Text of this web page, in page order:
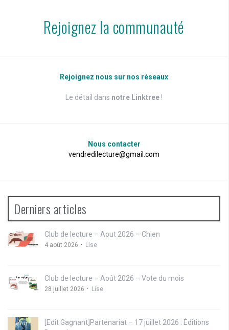
Rejoignez la communauté
Rejoignez nous sur nos réseaux
Le détail dans notre Linktree !
Nous contacter
vendredilecture@gmail.com
Derniers articles
Club de lecture – Aout 2026 – Chien
4 août 2026 Lise
Club de lecture – Août 2026 – Vote du mois
28 juillet 2026 Lise
[Edit Gagnant]Partenariat – 17 juillet 2026 : Éditions